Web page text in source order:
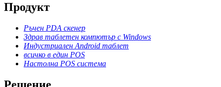
Продукт
Ръчен PDA скенер
Здрав таблетен компютър с Windows
Индустриален Android таблет
всичко в един POS
Настолна POS система